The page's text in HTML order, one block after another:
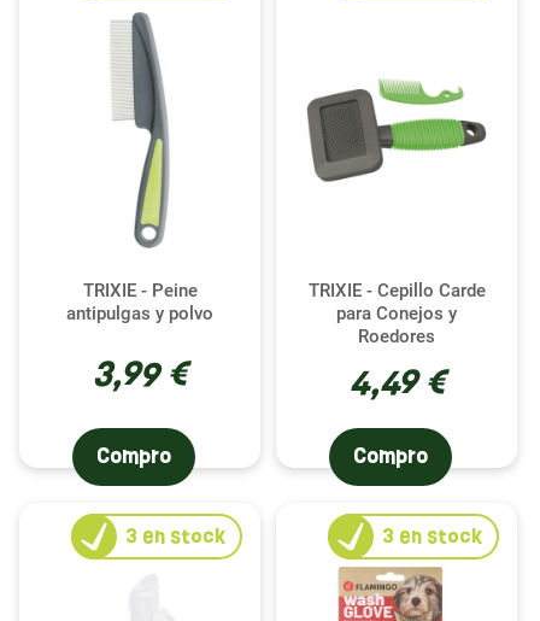
TRIXIE - Peine
antipulgas y polvo
3,99 €
Compro
TRIXIE - Cepillo Carde
para Conejos y
Roedores
4,49 €
Compro
3 en stock 3 en stock